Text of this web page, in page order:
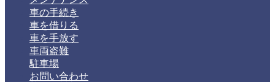
車の手続き
車を借りる
車を手放す
車両盗難
駐車場
お問い合わせ